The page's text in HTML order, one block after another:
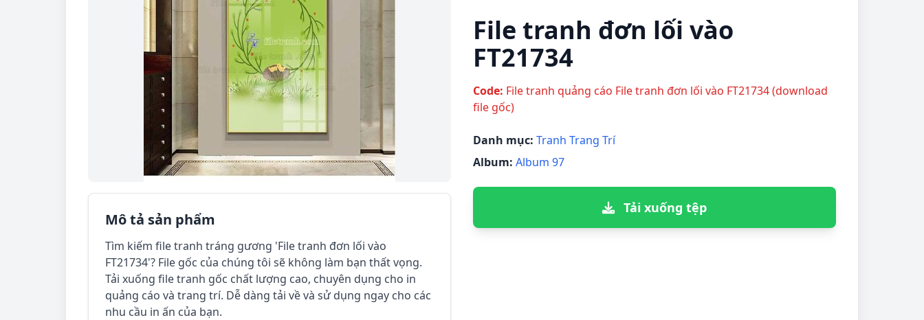
Mô tả sản phẩm
Tìm kiếm file tranh tráng gương 'File tranh đơn lối vào
FT21734'? File gốc của chúng tôi sẽ không làm bạn thất vọng.
Tải xuống file tranh gốc chất lượng cao, chuyên dụng cho in
quảng cáo và trang trí. Dễ dàng tải về và sử dụng ngay cho các
nhu cầu in ấn của bạn.
File tranh đơn lối vào
FT21734
Code: File tranh quảng cáo File tranh đơn lối vào FT21734 (download
file gốc)
Danh mục: Tranh Trang Trí
Album: Album 97
Tải xuống tệp